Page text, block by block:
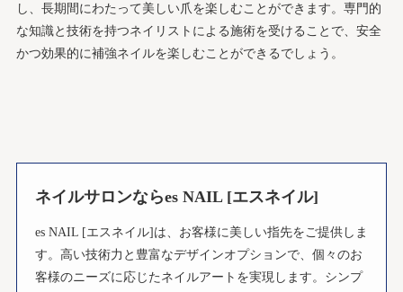
し、長期間にわたって美しい爪を楽しむことができます。専門的
な知識と技術を持つネイリストによる施術を受けることで、安全
かつ効果的に補強ネイルを楽しむことができるでしょう。
ネイルサロンならes NAIL [エスネイル]
es NAIL [エスネイル]は、お客様に美しい指先をご提供しま
す。高い技術力と豊富なデザインオプションで、個々のお
客様のニーズに応じたネイルアートを実現します。シンプ